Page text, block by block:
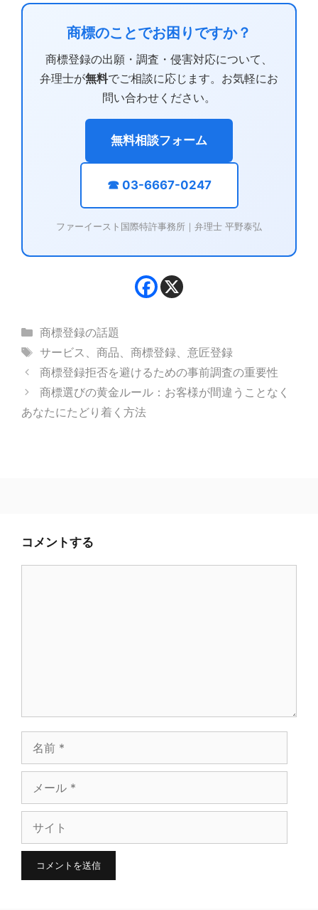
商標のことでお困りですか？
商標登録の出願・調査・侵害対応について、
弁理士が無料でご相談に応じます。お気軽にお
問い合わせください。
無料相談フォーム
☎ 03-6667-0247
ファーイースト国際特許事務所｜弁理士 平野泰弘
カ
テ
ゴ
リ
ー
商標登録の話題
タ
グ
サービス 商品 商標登録、 意匠登録
商標登録拒否を避けるための事前調査の重要性
商標選びの黄金ルール：お客様が間違うことなく
あなたにたどり着く方法
コメントする
前
ー
イ